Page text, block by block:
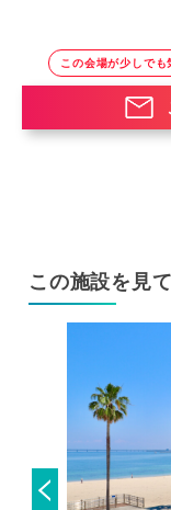
この会場が少しでも
この施設を見